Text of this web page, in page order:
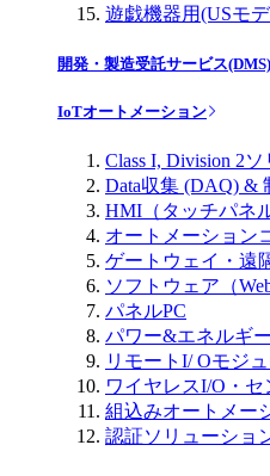
遊戯機器用(USモ
開発・製造受託サービス(DMS)
IoTオートメーション
Class I, Division 2
Data収集 (DAQ) &
HMI（タッチパネ
オートメーション
ゲートウェイ・遠
ソフトウェア（
パネルPC
パワー&エネルギー
リモートI/ Oモジ
ワイヤレスI/O・セ
組込みオートメー
認証ソリューショ